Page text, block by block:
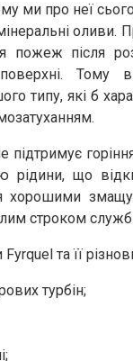
ми про неї
оливи.
після
Тому
типу, які б
що
хорошими
строком
Fyrquel та її
турбін;